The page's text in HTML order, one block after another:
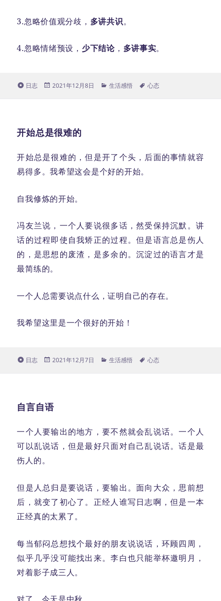
3.忽略价值观分歧， 多讲共识。
4.忽略情绪预设， 少下结论， 多讲事实。
格
日志
发
2021年12月8日
分
生活感悟
标
心态
开始总是很难的
开始总是很难的，但是开了个头，后面的事情就容
易得多。我希望这会是个好的开始。
自我修炼的开始。
冯友兰说，一个人要说很多话，然受保持沉默。讲
话的过程即使自我矫正的过程。但是语言总是伤人
的，是思想的废渣，是多余的。沉淀过的语言才是
最简练的。
一个人总需要说点什么，证明自己的存在。
我希望这里是一个很好的开始！
格
日志
发
2021年12月7日
分
生活感悟
标
心态
自言自语
一个人要输出的地方，要不然就会乱说话。一个人
可以乱说话，但是最好只面对自己乱说话。话是最
伤人的。
但是人总归是要说话，要输出。面向大众，思前想
后，就变了初心了。正经人谁写日志啊，但是一本
正经真的太累了。
每当郁闷总想找个最好的朋友说说话，环顾四周，
似乎几乎没可能找出来。李白也只能举杯邀明月，
对着影子成三人。